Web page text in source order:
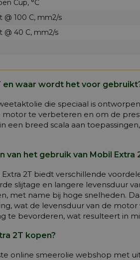
Cup, °C
@ 100 C, mm2/s
@ 40 C, mm2/s
en waar wordt het voor
die speciaal is
te verbeteren en om de
een breed scala aan
van het gebruik van Mobil Extra
2T biedt verschillende
slijtage en langere levensduur
met name bij hoge snelheden.
wat de levensduur van de
te bevorderen, wat resulteert in
2T kopen?
online smeerolie webshop met